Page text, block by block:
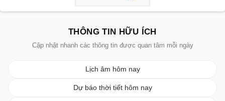
THÔNG TIN HỮU ÍCH
Cập nhật nhanh các thông tin được quan tâm mỗi ngày
Lịch âm hôm nay
Dự báo thời tiết hôm nay